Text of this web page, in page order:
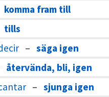
komma fram till
tills
– säga igen
återvända, bli, igen
– sjunga igen